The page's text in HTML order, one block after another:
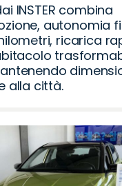
INSTER combina
autonomia
ricarica
alla città.